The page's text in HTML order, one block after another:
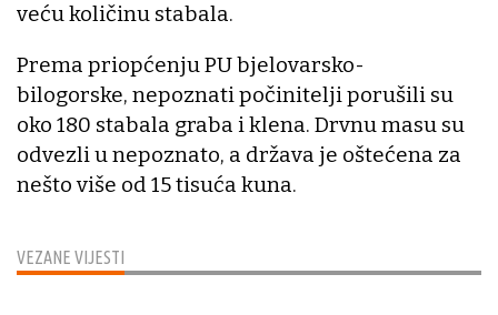
VEZANE VIJESTI
veću količinu stabala.
Prema priopćenju PU bjelovarsko-
bilogorske, nepoznati počinitelji porušili su
oko 180 stabala graba i klena. Drvnu masu su
odvezli u nepoznato, a država je oštećena za
nešto više od 15 tisuća kuna.